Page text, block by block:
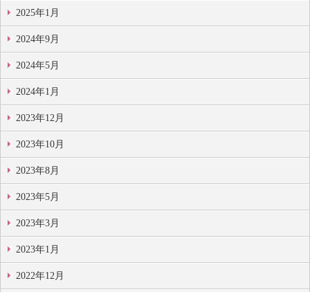
2025年1月
2024年9月
2024年5月
2024年1月
2023年12月
2023年10月
2023年8月
2023年5月
2023年3月
2023年1月
2022年12月